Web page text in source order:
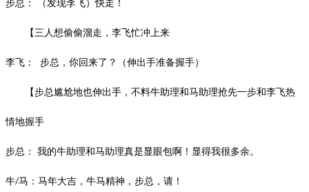
步总： （发现李飞）快走！
【三人想偷偷溜走，李飞忙冲上来
李飞： 步总，你回来了？（伸出手准备握手）
【步总尴尬地也伸出手，不料牛助理和马助理抢先一步和李飞热
情地握手
步总： 我的牛助理和马助理真是显眼包啊！显得我很多余。
牛/马：马年大吉，牛马精神，步总，请！